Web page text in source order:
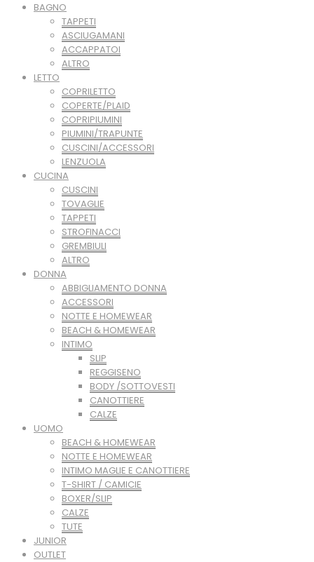
BAGNO
TAPPETI
ASCIUGAMANI
ACCAPPATOI
ALTRO
LETTO
COPRILETTO
COPERTE/PLAID
COPRIPIUMINI
PIUMINI/TRAPUNTE
CUSCINI/ACCESSORI
LENZUOLA
CUCINA
CUSCINI
TOVAGLIE
TAPPETI
STROFINACCI
GREMBIULI
ALTRO
DONNA
ABBIGLIAMENTO DONNA
ACCESSORI
NOTTE E HOMEWEAR
BEACH & HOMEWEAR
INTIMO
SLIP
REGGISENO
BODY /SOTTOVESTI
CANOTTIERE
CALZE
UOMO
BEACH & HOMEWEAR
NOTTE E HOMEWEAR
INTIMO MAGLIE E CANOTTIERE
T-SHIRT / CAMICIE
BOXER/SLIP
CALZE
TUTE
JUNIOR
OUTLET